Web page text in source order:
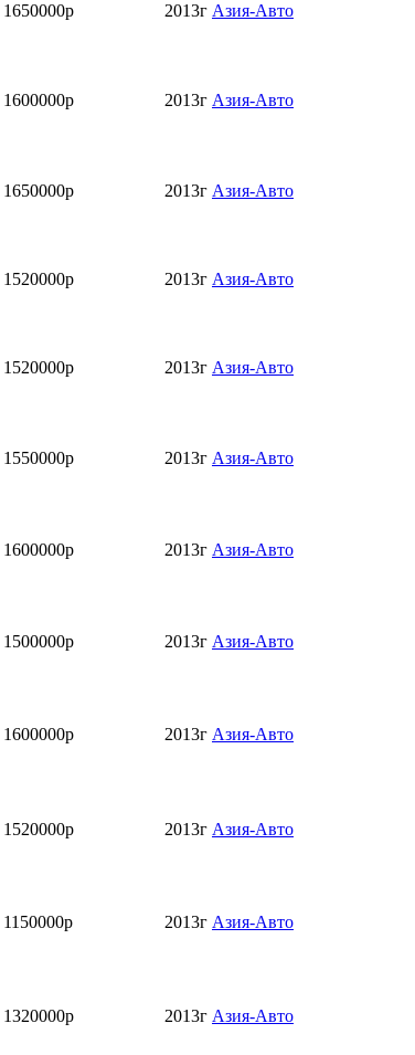
1650000р 2013г Азия-Авто
1600000р 2013г Азия-Авто
1650000р 2013г Азия-Авто
1520000р 2013г Азия-Авто
1520000р 2013г Азия-Авто
1550000р 2013г Азия-Авто
1600000р 2013г Азия-Авто
1500000р 2013г Азия-Авто
1600000р 2013г Азия-Авто
1520000р 2013г Азия-Авто
1150000р 2013г Азия-Авто
1320000р 2013г Азия-Авто